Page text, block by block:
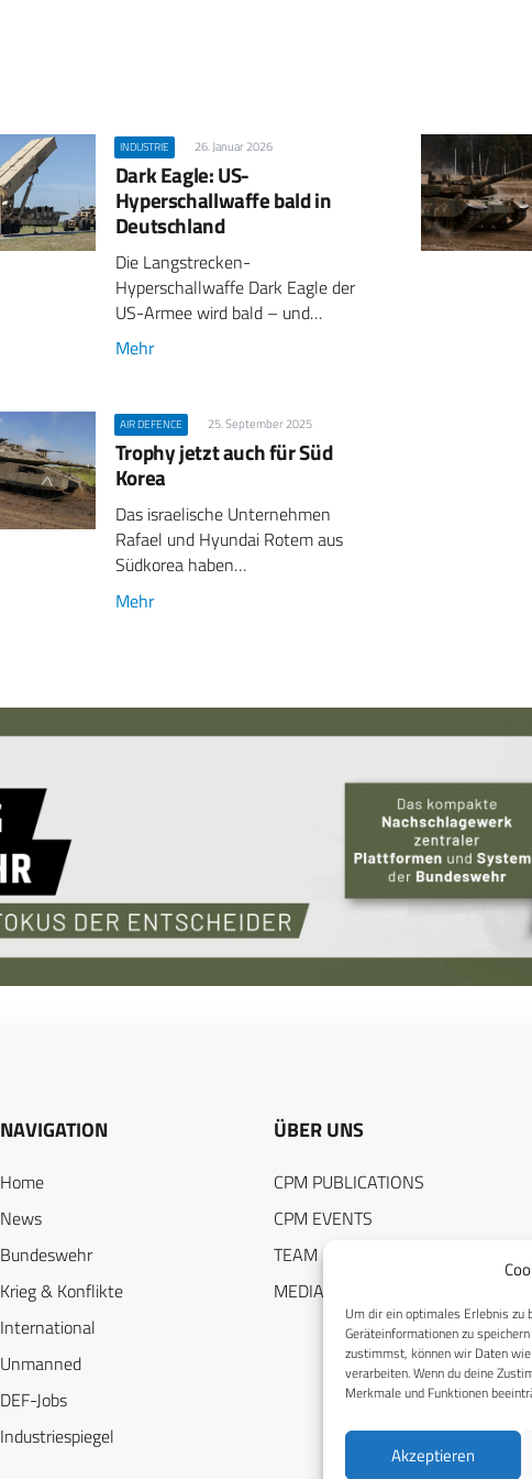
Um dir ein optimales Erlebnis zu
Geräteinformationen zu
zustimmst, können wir Daten
verarbeiten. Wenn du deine
Merkmale und Funktionen
Akzeptieren
INDUSTRIE 26. Januar 2026
Dark Eagle: US-
Hyperschallwaffe bald in
Deutschland
Die Langstrecken-
Hyperschallwaffe Dark Eagle der
US-Armee wird bald – und…
Mehr
AIR DEFENCE 25. September 2025
Trophy jetzt auch für Süd
Korea
Das israelische Unternehmen
Rafael und Hyundai Rotem aus
Südkorea haben…
Mehr
NAVIGATION
Home
News
Bundeswehr
Krieg & Konflikte
International
Unmanned
DEF-Jobs
Industriespiegel
ÜBER UNS
CPM PUBLICATIONS
CPM EVENTS
TEAM
MEDIADATEN